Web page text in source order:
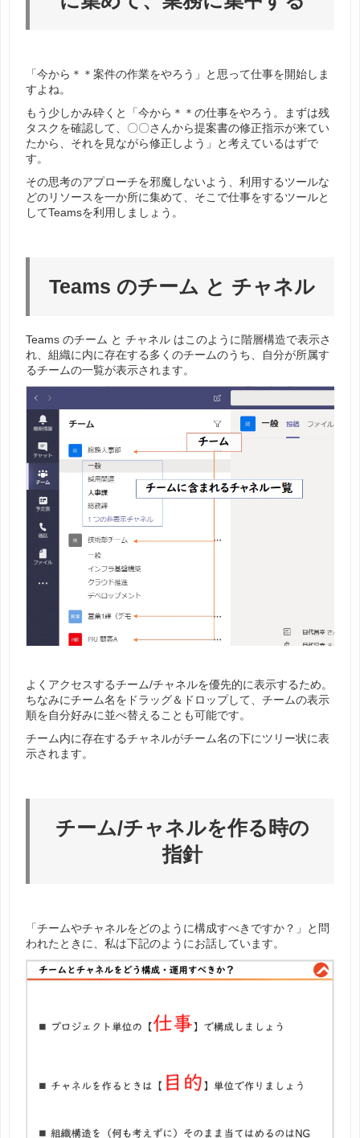
「今から＊＊案件の作業をやろう」と思って仕事を開始しま
すよね。
もう少しかみ砕くと「今から＊＊の仕事をやろう。まずは残
タスクを確認して、〇〇さんから提案書の修正指示が来てい
たから、それを見ながら修正しよう」と考えているはずで
す。
その思考のアプローチを邪魔しないよう、利用するツールな
どのリソースを一か所に集めて、そこで仕事をするツールと
してTeamsを利用しましょう。
Teams のチーム と チャネル
Teams のチーム と チャネル はこのように階層構造で表示さ
れ、組織に内に存在する多くのチームのうち、自分が所属す
るチームの一覧が表示されます。
よくアクセスするチーム/チャネルを優先的に表示するため。
ちなみにチーム名をドラッグ＆ドロップして、チームの表示
順を自分好みに並べ替えることも可能です。
チーム内に存在するチャネルがチーム名の下にツリー状に表
示されます。
チーム/チャネルを作る時の
指針
「チームやチャネルをどのように構成すべきですか？」と問
われたときに、私は下記のようにお話しています。